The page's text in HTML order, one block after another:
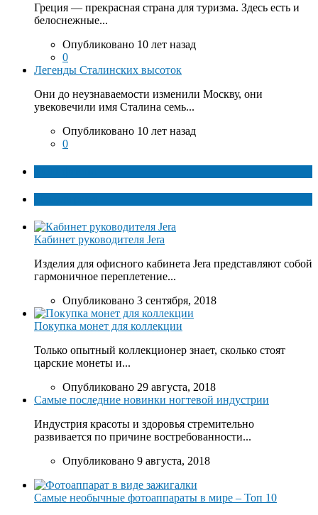
Греция — прекрасная страна для туризма. Здесь есть и
белоснежные...
Опубликовано 10 лет назад
0
Легенды Сталинских высоток
Они до неузнаваемости изменили Москву, они
увековечили имя Сталина семь...
Опубликовано 10 лет назад
0
Кабинет руководителя Jera
Изделия для офисного кабинета Jera представляют собой
гармоничное переплетение...
Опубликовано 3 сентября, 2018
Покупка монет для коллекции
Только опытный коллекционер знает, сколько стоят
царские монеты и...
Опубликовано 29 августа, 2018
Самые последние новинки ногтевой индустрии
Индустрия красоты и здоровья стремительно
развивается по причине востребованности...
Опубликовано 9 августа, 2018
Самые необычные фотоаппараты в мире – Топ 10